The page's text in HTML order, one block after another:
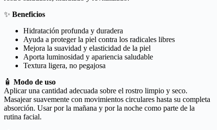
✨ Beneficios
Hidratación profunda y duradera
Ayuda a proteger la piel contra los radicales libres
Mejora la suavidad y elasticidad de la piel
Aporta luminosidad y apariencia saludable
Textura ligera, no pegajosa
🧴 Modo de uso
Aplicar una cantidad adecuada sobre el rostro limpio y seco.
Masajear suavemente con movimientos circulares hasta su completa
absorción. Usar por la mañana y por la noche como parte de la
rutina facial.